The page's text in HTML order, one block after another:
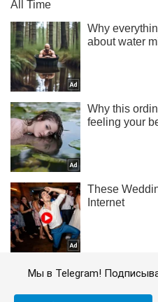
Мы в Telegram!